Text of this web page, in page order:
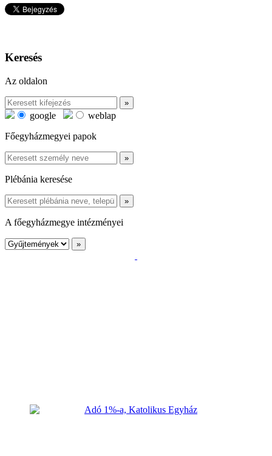
Keresés
Az oldalon
google
weblap
Főegyházmegyei papok
Plébánia keresése
A főegyházmegye intézményei